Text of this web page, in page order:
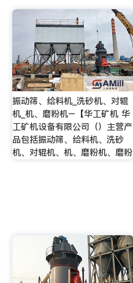
振动筛、给料机_洗砂机、对辊
机_机、磨粉机–【华工矿机 华
工矿机设备有限公司（）主营产
品包括振动筛、给料机、洗砂
机、对辊机、机、磨粉机、磨粉